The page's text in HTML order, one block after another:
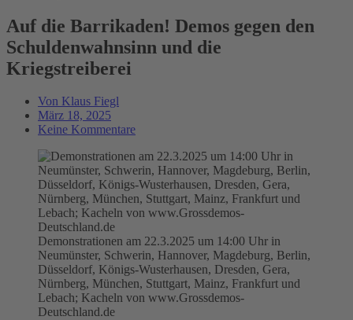
Auf die Barrikaden! Demos gegen den
Schuldenwahnsinn und die
Kriegstreiberei
Von Klaus Fiegl
März 18, 2025
Keine Kommentare
Demonstrationen am 22.3.2025 um 14:00 Uhr in
Neumünster, Schwerin, Hannover, Magdeburg, Berlin,
Düsseldorf, Königs-Wusterhausen, Dresden, Gera,
Nürnberg, München, Stuttgart, Mainz, Frankfurt und
Lebach; Kacheln von www.Grossdemos-
Deutschland.de